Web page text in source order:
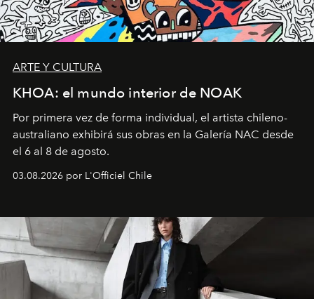
ARTE Y CULTURA
KHOA: el mundo interior de NOAK
Por primera vez de forma individual, el artista chileno-
australiano exhibirá sus obras en la Galería NAC desde
el 6 al 8 de agosto.
03.08.2026 por L'Officiel Chile